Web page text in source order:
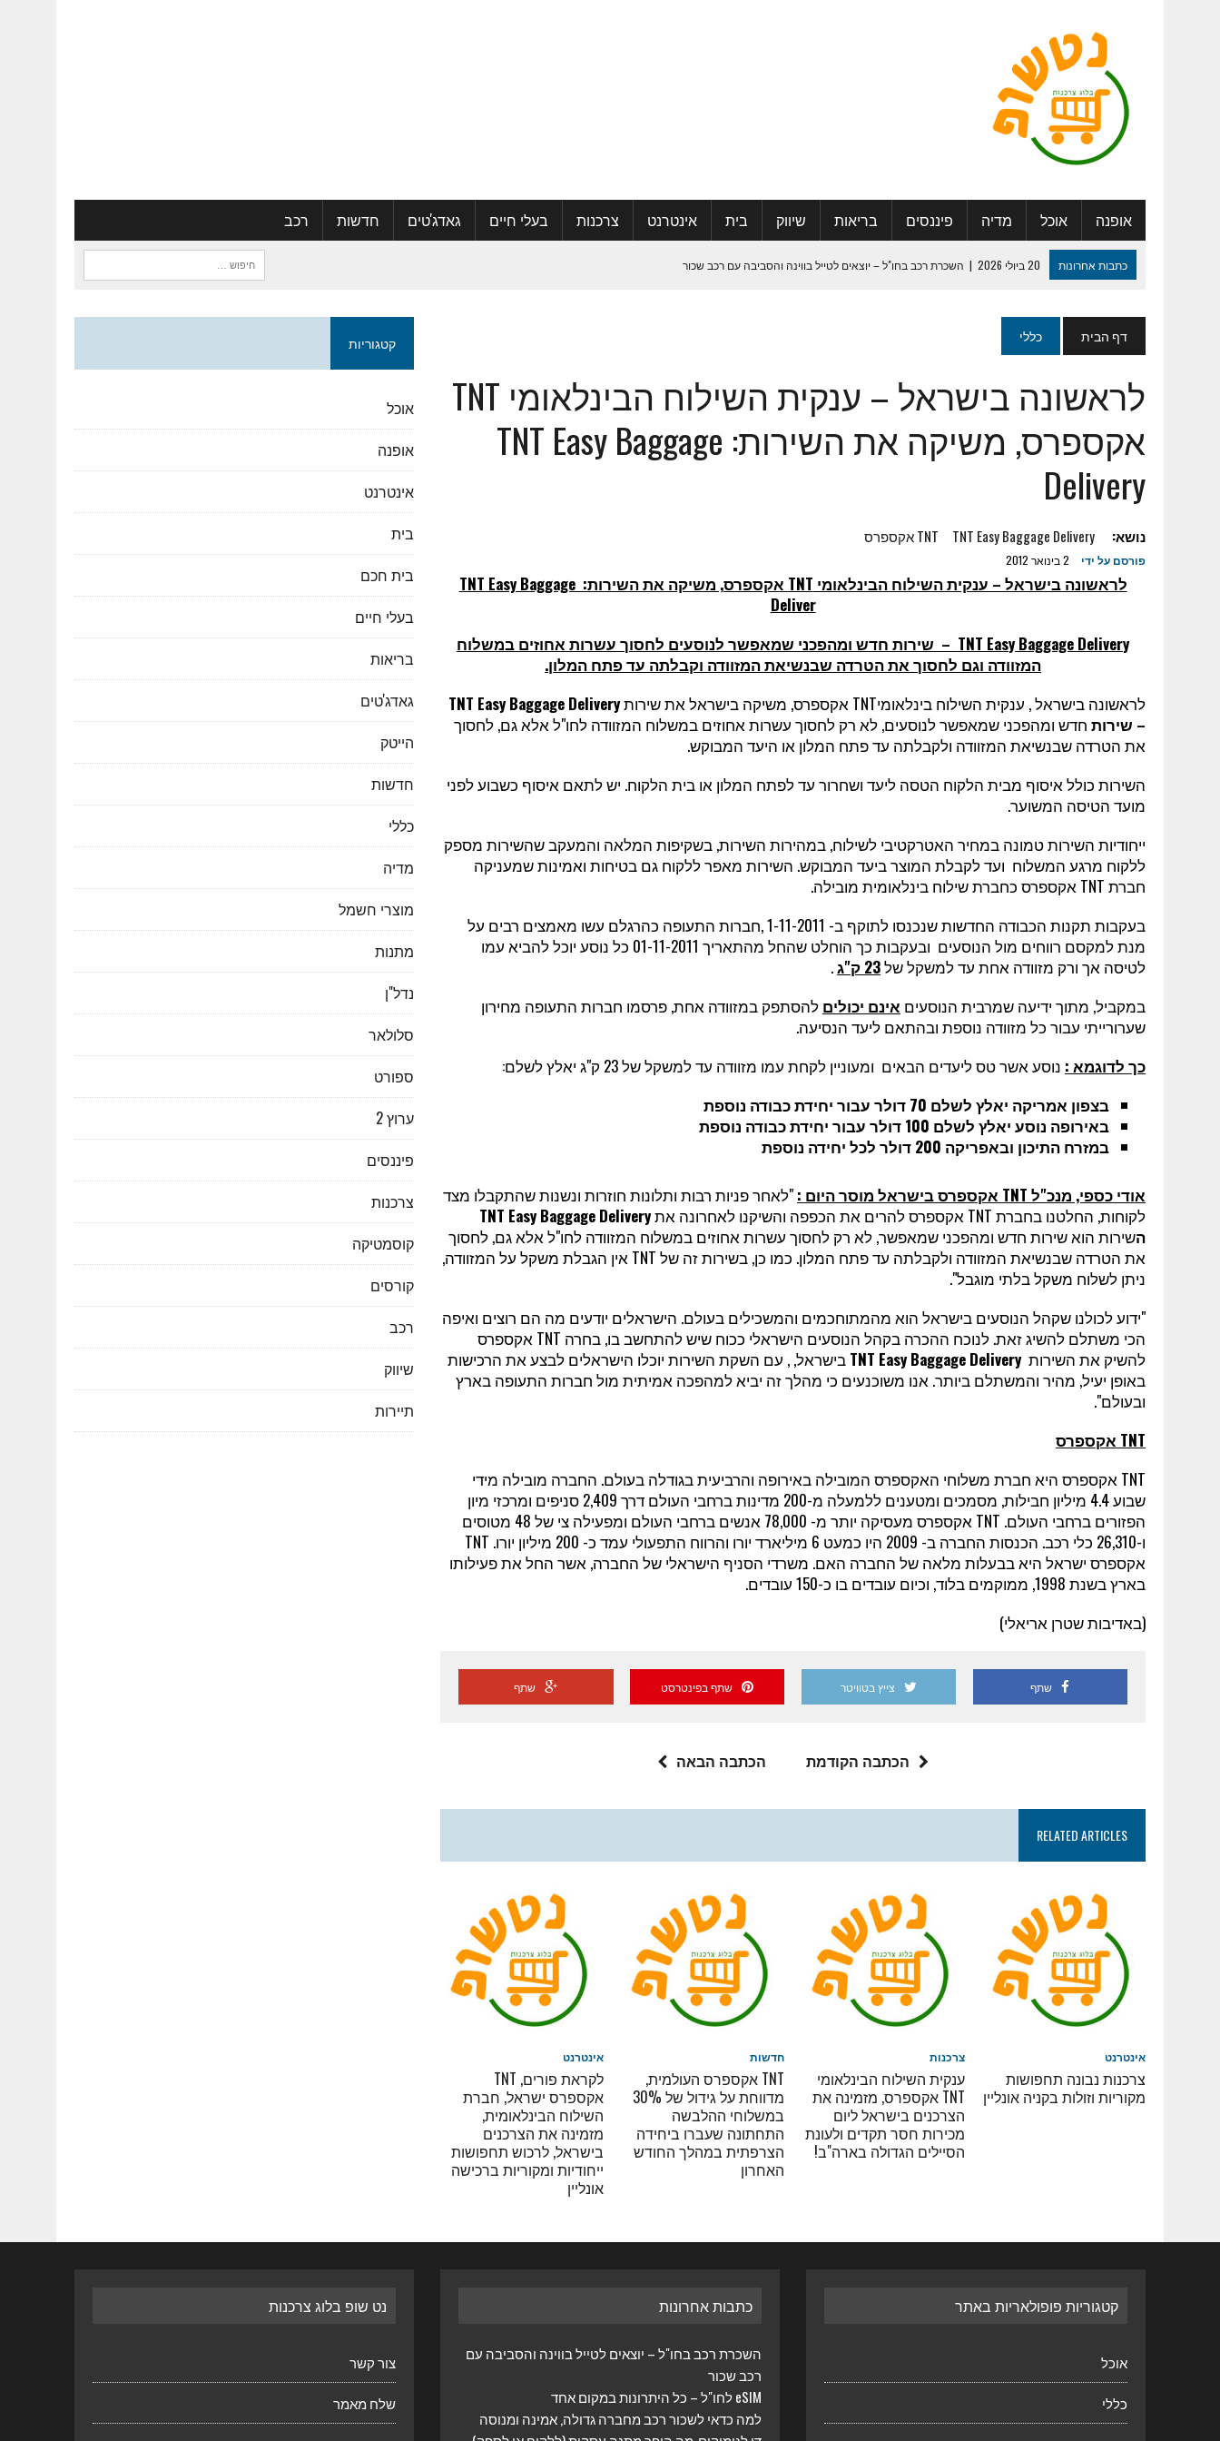
אופנה אוכל מדיה פיננסים בריאות שיווק בית אינטרנט צרכנות בעלי חיים גאדג'טים חדשות רכב
כתבות אחרונות 20 ביולי 2026 | השכרת רכב בחו"ל – יוצאים לטייל בווינה והסביבה עם רכב שכור
13 במאי 2024
| המדריך המלא למיתוג חתונה שכולם יזכרו
ספר מחזור – איך נערוך ונדפיס ?
7 באוגוסט 2023
| מטרנה וער"ן משתפים פעולה
24 במאי 2023
|
ראובן איליץ': על הפלטפורמה שתחבר בין עולם ההשקעות לעולם הנדל״ן
|
25 בינואר 2022
|
17 בנובמבר 2025
| ESIM לחו"ל – כל היתרונות במקום אחד
6 בנובמבר 2025
| למה כדאי לשכור רכב מחברה גדולה, אמינה ומנוסה
23 באוקטובר 2025
| די לגימיקים-מה הופך מתנה עסקית (ללקוח או לספק) לכזו שבאמת נרצה להשתמש בה?
חיפוש:
דף הבית כללי
לראשונה בישראל – ענקית השילוח הבינלאומי TNT
אקספרס, משיקה את השירות: TNT Easy Baggage
Delivery
נושא: TNT Easy Baggage Delivery TNT אקספרס
פורסם על ידי 2 בינואר 2012
לראשונה בישראל – ענקית השילוח הבינלאומי TNT אקספרס, משיקה את השירות:TNT Easy Baggage
Deliver
TNT Easy Baggage Delivery – שירות חדש ומהפכני שמאפשר לנוסעים לחסוך עשרות אחוזים במשלוח
המזוודה וגם לחסוך את הטרדה שבנשיאת המזוודה וקבלתה עד פתח המלון.
לראשונה בישראל , ענקית השילוח בינלאומיTNT אקספרס, משיקה בישראל את שירותTNT Easy Baggage Delivery
– שירות חדש ומהפכני שמאפשר לנוסעים, לא רק לחסוך עשרות אחוזים במשלוח המזוודה לחו"ל אלא גם, לחסוך
את הטרדה שבנשיאת המזוודה ולקבלתה עד פתח המלון או היעד המבוקש.
השירות כולל איסוף מבית הלקוח הטסה ליעד ושחרור עד לפתח המלון או בית הלקוח. יש לתאם איסוף כשבוע לפני
מועד הטיסה המשוער.
ייחודיות השירות טמונה במחיר האטרקטיבי לשילוח, במהירות השירות, בשקיפות המלאה והמעקב שהשירות מספק
ללקוח מרגע המשלוח ועד לקבלת המוצר ביעד המבוקש. השירות מאפר ללקוח גם בטיחות ואמינות שמעניקה
חברת TNT אקספרס כחברת שילוח בינלאומית מובילה.
בעקבות תקנות הכבודה החדשות שנכנסו לתוקף ב- 1-11-2011 ,חברות התעופה כהרגלם עשו מאמצים רבים על
מנת למקסם רווחים מול הנוסעים ובעקבות כך הוחלט שהחל מהתאריך 01-11-2011 כל נוסע יוכל להביא עמו
לטיסה אך ורק מזוודה אחת עד למשקל של23 ק"ג
.
במקביל, מתוך ידיעה שמרבית הנוסעים אינם יכולים להסתפק במזוודה אחת, פרסמו חברות התעופה מחירון
שערורייתי עבור כל מזוודה נוספת ובהתאם ליעד הנסיעה.
כך לדוגמא : נוסע אשר טס ליעדים הבאים ומעוניין לקחת עמו מזוודה עד למשקל של 23 ק"ג יאלץ לשלם:
בצפון אמריקה יאלץ לשלם 70 דולר עבור יחידת כבודה נוספת
באירופה נוסע יאלץ לשלם 100 דולר עבור יחידת כבודה נוספת
במזרח התיכון ובאפריקה 200 דולר לכל יחידה נוספת
אודי כספי, מנכ"ל TNT אקספרס בישראל מוסר היום : "לאחר פניות רבות ותלונות חוזרות ונשנות שהתקבלו מצד
לקוחות, החלטנו בחברת TNT אקספרס להרים את הכפפה והשיקנו לאחרונה אתTNT Easy Baggage Delivery
השירות הוא שירות חדש ומהפכני שמאפשר, לא רק לחסוך עשרות אחוזים במשלוח המזוודה לחו"ל אלא גם, לחסוך
את הטרדה שבנשיאת המזוודה ולקבלתה עד פתח המלון. כמו כן, בשירות זה של TNT אין הגבלת משקל על המזוודה,
ניתן לשלוח משקל בלתי מוגבל".
"ידוע לכולנו שקהל הנוסעים בישראל הוא מהמתוחכמים והמשכילים בעולם. הישראלים יודעים מה הם רוצים ואיפה
הכי משתלם להשיג זאת. לנוכח ההכרה בקהל הנוסעים הישראלי ככוח שיש להתחשב בו, בחרה TNT אקספרס
להשיק את השירותTNT Easy Baggage Delivery בישראל, , עם השקת השירות יוכלו הישראלים לבצע את הרכישות
באופן יעיל, מהיר והמשתלם ביותר. אנו משוכנעים כי מהלך זה יביא למהפכה אמיתית מול חברות התעופה בארץ
ובעולם".
TNT אקספרס
TNT אקספרס היא חברת משלוחי האקספרס המובילה באירופה והרביעית בגודלה בעולם. החברה מובילה מידי
שבוע 4.4 מיליון חבילות, מסמכים ומטענים ללמעלה מ-200 מדינות ברחבי העולם דרך 2,409 סניפים ומרכזי מיון
הפזורים ברחבי העולם. TNT
אקספרס מעסיקה יותר מ- 78,000 אנשים ברחבי העולם ומפעילה צי של 48 מטוסים
ו-26,310 כלי רכב. הכנסות החברה ב- 2009 היו כמעט 6 מיליארד יורו והרווח התפעולי עמד כ- 200 מיליון יורו.
TNT
אקספרס ישראל היא בבעלות מלאה של החברה האם. משרדי הסניף הישראלי של החברה, אשר החל את פעילותו
בארץ בשנת 1998, ממוקמים בלוד, וכיום עובדים בו כ-150 עובדים.
(באדיבות שטרן אריאלי)
שתף צייץ בטוויטר שתף בפינטרסט שתף
הכתבה הקודמת הכתבה הבאה
RELATED ARTICLES
אינטרנט
צרכנות נבונה תחפושות
מקוריות וזולות בקניה אונליין
צרכנות
ענקית השילוח הבינלאומי
TNT אקספרס, מזמינה את
הצרכנים בישראל ליום
מכירות חסר תקדים ולעונת
הסיילים הגדולה בארה"ב!
חדשות
TNT אקספרס העולמית,
מדווחת על גידול של 30%
במשלוחי ההלבשה
התחתונה שעברו ביחידה
הצרפתית במהלך החודש
האחרון
אינטרנט
לקראת פורים, TNT
אקספרס ישראל, חברת
השילוח הבינלאומית,
מזמינה את הצרכנים
בישראל, לרכוש תחפושות
ייחודיות ומקוריות ברכישה
אונליין
קטגוריות
אוכל
אופנה
אינטרנט
בית
בית חכם
בעלי חיים
בריאות
גאדג'טים
הייטק
חדשות
כללי
מדיה
מוצרי חשמל
מתנות
נדל"ן
סלולאר
ספורט
ערוץ 2
פיננסים
צרכנות
קוסמטיקה
קורסים
רכב
שיווק
תיירות
קטגוריות פופולאריות באתר
אוכל
כללי
כתבות אחרונות
השכרת רכב בחו"ל – יוצאים לטייל בווינה והסביבה עם
רכב שכור
eSIM לחו"ל – כל היתרונות במקום אחד
למה כדאי לשכור רכב מחברה גדולה, אמינה ומנוסה
נט שופ בלוג צרכנות
צור קשר
שלח מאמר